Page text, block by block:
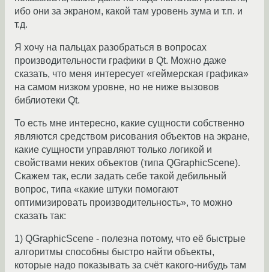
ибо они за экраном, какой там уровень зума и т.п. и
т.д.
Я хочу на пальцах разобраться в вопросах
производительности графики в Qt. Можно даже
сказать, что меня интересует «геймерская графика»
на самом низком уровне, но не ниже вызовов
библиотеки Qt.
То есть мне интересно, какие сущности собственно
являются средством рисования объектов на экране,
какие сущности управляют только логикой и
свойствами неких объектов (типа QGraphicScene).
Скажем так, если задать себе такой дебильный
вопрос, типа «какие штуки помогают
оптимизировать производительность», то можно
сказать так:
1) QGraphicScene - полезна потому, что её быстрые
алгоритмы способны быстро найти объекты,
которые надо показывать за счёт какого-нибудь там